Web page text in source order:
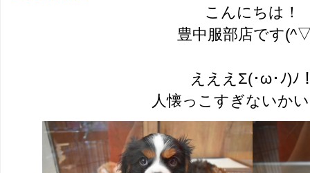
こんにちは！
豊中服部店です
えええΣ(･ω･ﾉ)ﾉ
人懐っこすぎないか